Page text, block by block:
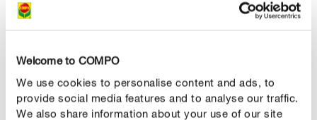
Welcome to COMPO
We use cookies to personalise content and ads, to
provide social media features and to analyse our traffic.
We also share information about your use of our site
veiller à ce que l’excédent d’eau après arrosage puisse
bien s’écouler.
poussent plutôt en hauteur qu’en largeur. Des
grimpantes
comme la Suzanne aux yeux noirs, la vigne
vierge, le lierre ou la clématite servent de plus de pare-